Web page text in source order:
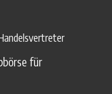
für